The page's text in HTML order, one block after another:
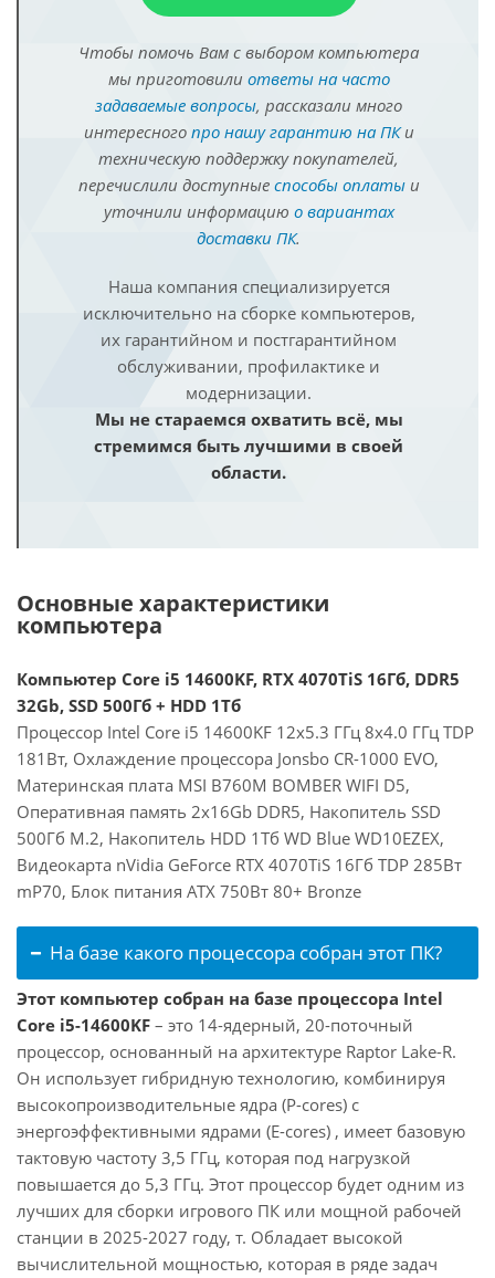
Чтобы помочь Вам с выбором компьютера
мы приготовили ответы на часто
задаваемые вопросы, рассказали много
интересного про нашу гарантию на ПКи
техническую поддержку покупателей,
перечислили доступные способы оплатыи
уточнили информацию о вариантах
доставки ПК.
Наша компания специализируется
исключительно на сборке компьютеров,
их гарантийном и постгарантийном
обслуживании, профилактике и
модернизации.
Мы не стараемся охватить всё, мы
стремимся быть лучшими в своей
области.
Основные характеристики
компьютера
Компьютер Core i5 14600KF, RTX 4070TiS 16Гб, DDR5
32Gb, SSD 500Гб + HDD 1Тб
Процессор Intel Core i5 14600KF 12x5.3 ГГц 8x4.0 ГГц TDP
181Вт, Охлаждение процессора Jonsbo CR-1000 EVO,
Материнская плата MSI B760M BOMBER WIFI D5,
Оперативная память 2x16Gb DDR5, Накопитель SSD
500Гб M.2, Накопитель HDD 1Тб WD Blue WD10EZEX,
Видеокарта nVidia GeForce RTX 4070TiS 16Гб TDP 285Вт
mP70, Блок питания ATX 750Вт 80+ Bronze
На базе какого процессора собран этот ПК?
Этот компьютер собран на базе процессора Intel
Core i5-14600KF – это 14-ядерный, 20-поточный
процессор, основанный на архитектуре Raptor Lake-R.
Он использует гибридную технологию, комбинируя
высокопроизводительные ядра (P-cores) с
энергоэффективными ядрами (E-cores) , имеет базовую
тактовую частоту 3,5 ГГц, которая под нагрузкой
повышается до 5,3 ГГц. Этот процессор будет одним из
лучших для сборки игрового ПК или мощной рабочей
станции в 2025-2027 году, т. Обладает высокой
вычислительной мощностью, которая в ряде задач